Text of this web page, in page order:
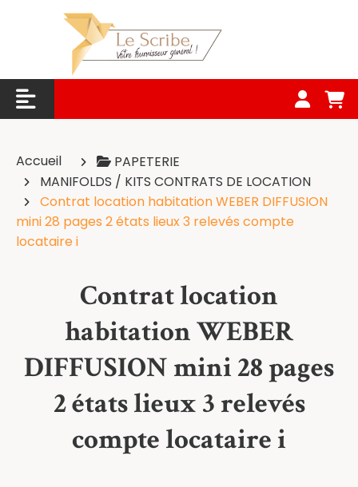
Accueil
PAPETERIE
MANIFOLDS / KITS CONTRATS DE LOCATION
Contrat location habitation WEBER DIFFUSION
mini 28 pages 2 états lieux 3 relevés compte
locataire i
Contrat location
habitation WEBER
DIFFUSION mini 28 pages
2 états lieux 3 relevés
compte locataire i